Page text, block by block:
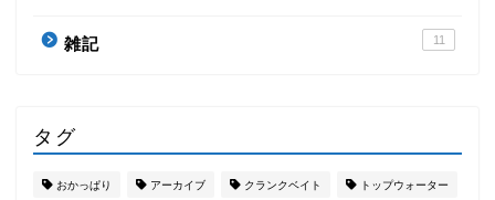
雑記 11
タグ
おかっぱり アーカイブ クランクベイト トップウォーター